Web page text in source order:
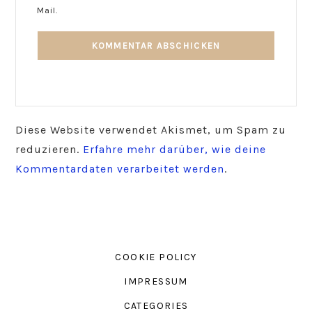
Mail.
Diese Website verwendet Akismet, um Spam zu
reduzieren. Erfahre mehr darüber, wie deine
Kommentardaten verarbeitet werden.
COOKIE POLICY
IMPRESSUM
CATEGORIES